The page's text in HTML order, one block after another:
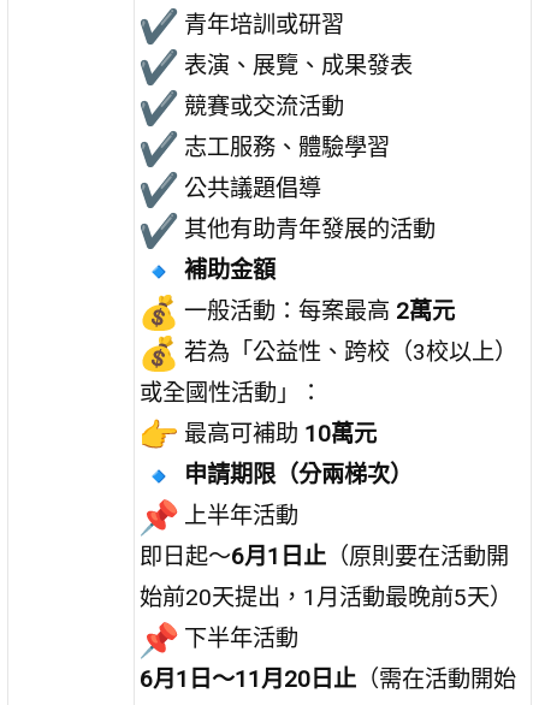
青年培訓或研習
表演、展覽、成果發表
競賽或交流活動
志工服務、體驗學習
公共議題倡導
其他有助青年發展的活動
補助金額
一般活動：每案最高 2萬元
若為「公益性、跨校（3校以上）
或全國性活動」：
最高可補助 10萬元
申請期限（分兩梯次）
上半年活動
即日起～6月1日止 （原則要在活動開
始前20天提出，1月活動最晚前5天）
下半年活動
6月1日～11月20日止 （需在活動開始